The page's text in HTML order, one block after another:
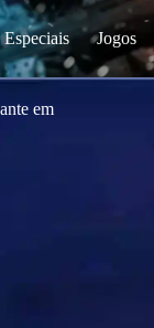
Especiais Jogos
em